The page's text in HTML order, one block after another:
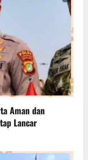
Aman dan
Lancar